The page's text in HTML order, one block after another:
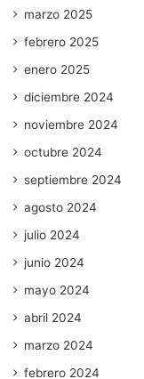
marzo 2025
febrero 2025
enero 2025
diciembre 2024
noviembre 2024
octubre 2024
septiembre 2024
agosto 2024
julio 2024
junio 2024
mayo 2024
abril 2024
marzo 2024
febrero 2024